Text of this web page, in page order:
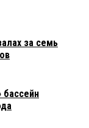
за семь
бассейн